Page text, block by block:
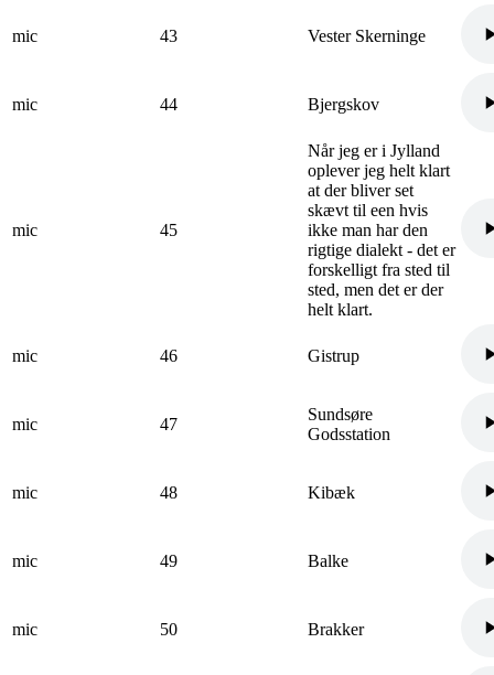
mic 43 Vester Skerninge
mic 44 Bjergskov
mic 45
Når jeg er i Jylland
oplever jeg helt klart
at der bliver set
skævt til een hvis
ikke man har den
rigtige dialekt - det er
forskelligt fra sted til
sted, men det er der
helt klart.
mic 46 Gistrup
mic 47
Sundsøre
Godsstation
mic 48 Kibæk
mic 49 Balke
mic 50 Brakker